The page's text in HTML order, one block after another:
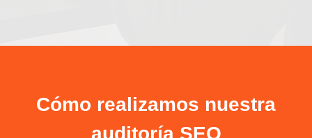
Cómo realizamos nuestra
auditoría SEO